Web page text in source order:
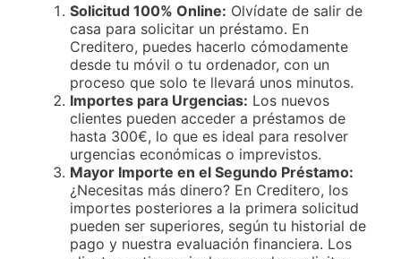
Solicitud 100% Online: Olvídate de salir de
casa para solicitar un préstamo. En
Creditero, puedes hacerlo cómodamente
desde tu móvil o tu ordenador, con un
proceso que solo te llevará unos minutos.
Importes para Urgencias: Los nuevos
clientes pueden acceder a préstamos de
hasta 300€, lo que es ideal para resolver
urgencias económicas o imprevistos.
Mayor Importe en el Segundo Préstamo:
¿Necesitas más dinero? En Creditero, los
importes posteriores a la primera solicitud
pueden ser superiores, según tu historial de
pago y nuestra evaluación financiera. Los